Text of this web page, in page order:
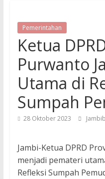
Pemerintahan
Ketua
Purwanto
Utama di
Sumpah
28 Oktober 2023
Jambi-Ketua DPRD
menjadi pemateri
Refleksi Sumpah